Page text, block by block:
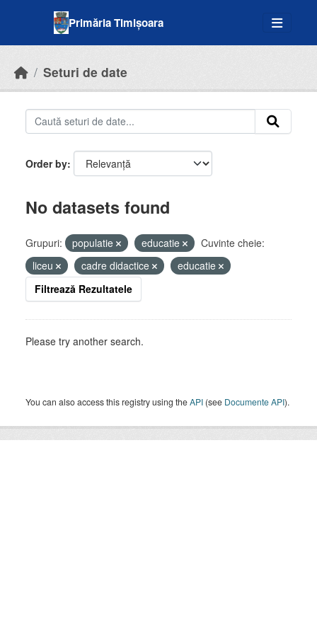
Primăria Timișoara
Seturi de date
Order by
No datasets found
Grupuri: populatie educatie
Cuvinte cheie:
liceu
cadre didactice
educatie
Filtrează Rezultatele
Please try another search.
You can also access this registry using theAPI (see Documente API).